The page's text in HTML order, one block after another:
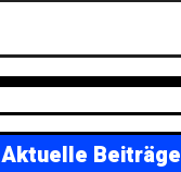
Aktuelle Beiträge